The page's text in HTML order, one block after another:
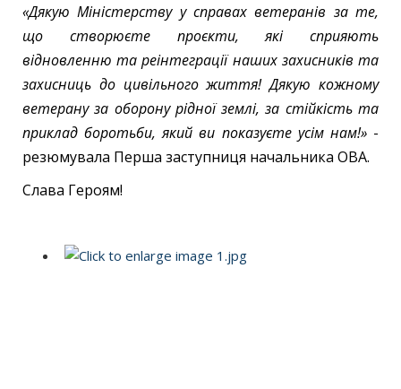
«Дякую Міністерству у справах ветеранів за те,
що створюєте проєкти, які сприяють
відновленню та реінтеграції наших захисників та
захисниць до цивільного життя! Дякую кожному
ветерану за оборону рідної землі, за стійкість та
приклад боротьби, який ви показуєте усім нам!» -
резюмувала Перша заступниця начальника ОВА.
Слава Героям!